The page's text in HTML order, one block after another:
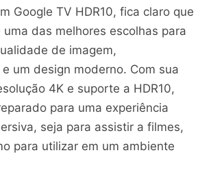
Google TV HDR10, fica claro que
das melhores escolhas para
de imagem,
um design moderno. Com sua
4K e suporte a HDR10,
para uma experiência
seja para assistir a filmes,
para utilizar em um ambiente